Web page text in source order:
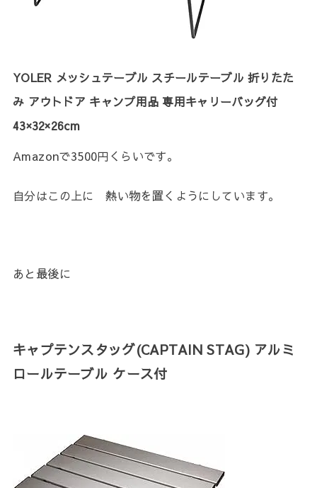
YOLER メッシュテーブル スチールテーブル 折りたた
み アウトドア キャンプ用品 専用キャリーバッグ付
43×32×26cm
Amazonで3500円くらいです。
自分はこの上に 熱い物を置くようにしています。
あと最後に
キャプテンスタッグ(CAPTAIN STAG) アルミ
ロールテーブル ケース付